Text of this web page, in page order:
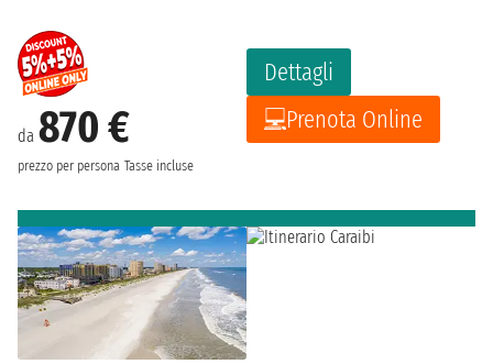
da 870 €
prezzo per persona Tasse incluse
Dettagli
Prenota Online